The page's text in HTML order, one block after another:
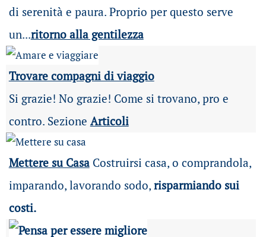
di serenità e paura. Proprio per questo serve
un...ritorno alla gentilezza
Trovare compagni di viaggio
Si grazie! No grazie! Come si trovano, pro e
contro. Sezione Articoli
Mettere su Casa Costruirsi casa, o comprandola,
imparando, lavorando sodo, risparmiando sui
costi.